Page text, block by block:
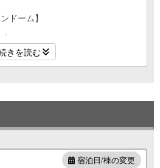
ドーム】
ドームテントでグランピングを満
在いただけます。
ベッドでのご就寝となります。
きを読む
宿泊日/棟の変更